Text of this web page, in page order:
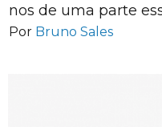
nos de uma parte
Por Bruno Sales